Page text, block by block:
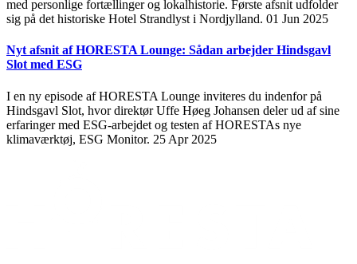
med personlige fortællinger og lokalhistorie. Første afsnit udfolder
sig på det historiske Hotel Strandlyst i Nordjylland. 01 Jun 2025
Nyt afsnit af HORESTA Lounge: Sådan arbejder Hindsgavl
Slot med ESG
I en ny episode af HORESTA Lounge inviteres du indenfor på
Hindsgavl Slot, hvor direktør Uffe Høeg Johansen deler ud af sine
erfaringer med ESG-arbejdet og testen af HORESTAs nye
klimaværktøj, ESG Monitor. 25 Apr 2025